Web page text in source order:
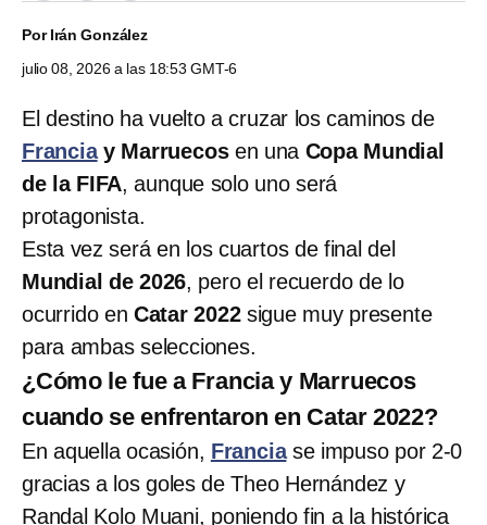
PorIrán González
julio 08, 2026 a las 18:53 GMT-6
El destino ha vuelto a cruzar los caminos de
Franciay Marruecosen una Copa Mundial
de la FIFA, aunque solo uno será
protagonista.
Esta vez será en los cuartos de final del
Mundial de 2026, pero el recuerdo de lo
ocurrido en Catar 2022 sigue muy presente
para ambas selecciones.
¿Cómo le fue a Francia y Marruecos
cuando se enfrentaron en Catar 2022?
En aquella ocasión, Franciase impuso por 2-0
gracias a los goles de Theo Hernández y
Randal Kolo Muani, poniendo fin a la histórica